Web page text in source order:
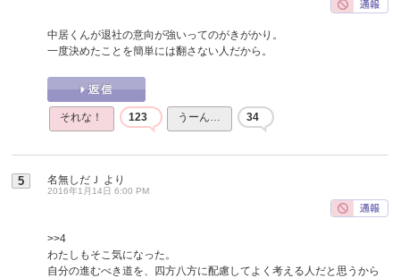
中居くんが退社の意向が強いってのがきがかり。
一度決めたことを簡単には翻さない人だから。
それな！ 123 うーん… 34
5 名無しだＪ より
2016年1月14日 6:00 PM
>>4
わたしもそこ気になった。
自分の進むべき道を、四方八方に配慮してよく考える人だと思うから